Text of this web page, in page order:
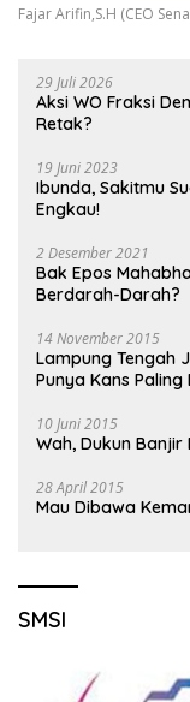
Fajar Arifin,S.H (CEO
29 Juli 2026
Aksi WO Fraksi
Retak?
19 Juni 2023
Ibunda, Sakitmu
Engkau!
2 Desember 2021
Bak Epos
Berdarah-Darah?
14 November 2015
Lampung Tengah
Punya Kans
10 Juni 2015
Wah, Dukun Banjir
28 April 2015
Mau Dibawa
SMSI